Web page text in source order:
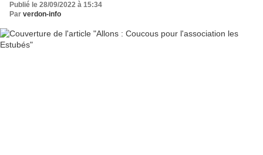
Publié le 28/09/2022 à 15:34
Par verdon-info